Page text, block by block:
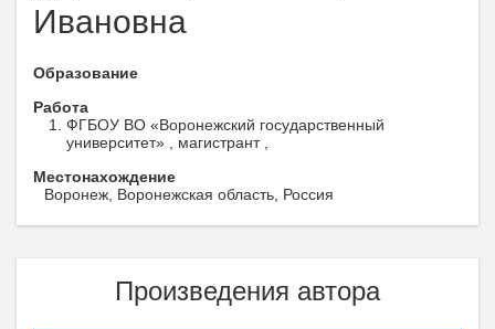
Ивановна
Образование
Работа
ФГБОУ ВО «Воронежский государственный
университет» , магистрант ,
Местонахождение
Воронеж, Воронежская область, Россия
Произведения автора